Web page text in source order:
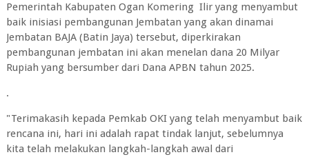
Pemerintah Kabupaten Ogan Komering Ilir yang menyambut
baik inisiasi pembangunan Jembatan yang akan dinamai
Jembatan BAJA (Batin Jaya) tersebut, diperkirakan
pembangunan jembatan ini akan menelan dana 20 Milyar
Rupiah yang bersumber dari Dana APBN tahun 2025.
.
"Terimakasih kepada Pemkab OKI yang telah menyambut baik
rencana ini, hari ini adalah rapat tindak lanjut, sebelumnya
kita telah melakukan langkah-langkah awal dari